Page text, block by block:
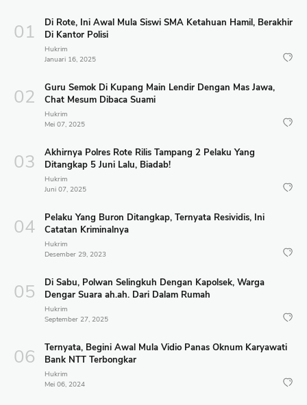
Di Rote, Ini Awal Mula Siswi SMA Ketahuan Hamil, Berakhir
Di Kantor Polisi
Hukrim
Januari 16, 2025
Guru Semok Di Kupang Main Lendir Dengan Mas Jawa,
Chat Mesum Dibaca Suami
Hukrim
Mei 07, 2025
Akhirnya Polres Rote Rilis Tampang 2 Pelaku Yang
Ditangkap 5 Juni Lalu, Biadab!
Hukrim
Juni 07, 2025
Pelaku Yang Buron Ditangkap, Ternyata Resividis, Ini
Catatan Kriminalnya
Hukrim
Desember 29, 2023
Di Sabu, Polwan Selingkuh Dengan Kapolsek, Warga
Dengar Suara ah.ah. Dari Dalam Rumah
Hukrim
September 27, 2025
Ternyata, Begini Awal Mula Vidio Panas Oknum Karyawati
Bank NTT Terbongkar
Hukrim
Mei 06, 2024